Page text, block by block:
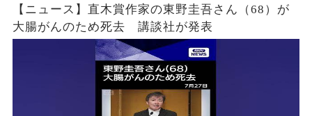
【ニュース】直木賞作家の東野圭吾さん（68）が
大腸がんのため死去 講談社が発表